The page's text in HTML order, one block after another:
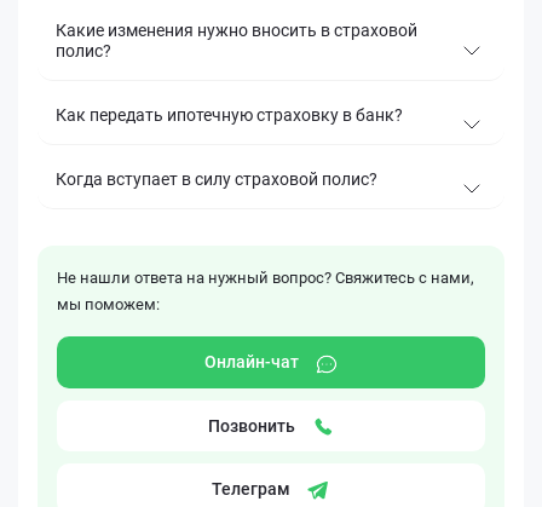
Какие изменения нужно вносить в страховой
полис?
Как передать ипотечную страховку в банк?
Когда вступает в силу страховой полис?
Не нашли ответа на нужный вопрос? Свяжитесь с нами,
мы поможем:
Онлайн-чат
Позвонить
Телеграм